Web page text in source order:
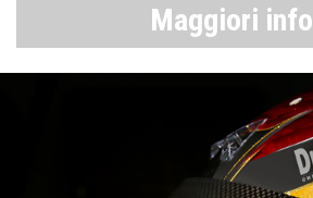
Maggiori info